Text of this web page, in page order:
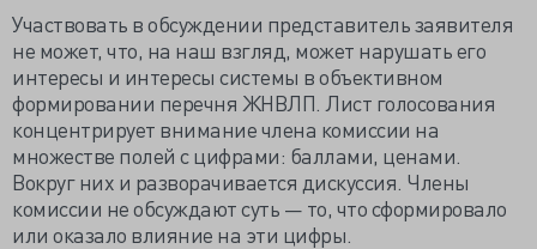
Участвовать в обсуждении представитель заявителя
не может, что, на наш взгляд, может нарушать его
интересы и интересы системы в объективном
формировании перечня ЖНВЛП. Лист голосования
концентрирует внимание члена комиссии на
множестве полей с цифрами: баллами, ценами.
Вокруг них и разворачивается дискуссия. Члены
комиссии не обсуждают суть — то, что сформировало
или оказало влияние на эти цифры.